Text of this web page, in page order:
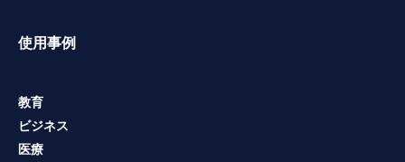
使用事例
教育
ビジネス
医療